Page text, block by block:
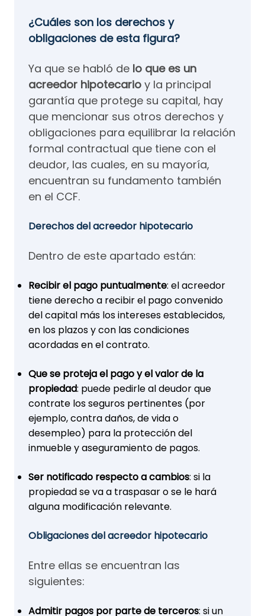
¿Cuáles son los derechos y
obligaciones de esta figura?
Ya que se habló de lo que es un
acreedor hipotecario y la principal
garantía que protege su capital, hay
que mencionar sus otros derechos y
obligaciones para equilibrar la relación
formal contractual que tiene con el
deudor, las cuales, en su mayoría,
encuentran su fundamento también
en el CCF.
Derechos del acreedor hipotecario
Dentro de este apartado están:
Recibir el pago puntualmente: el acreedor
tiene derecho a recibir el pago convenido
del capital más los intereses establecidos,
en los plazos y con las condiciones
acordadas en el contrato.
Que se proteja el pago y el valor de la
propiedad: puede pedirle al deudor que
contrate los seguros pertinentes (por
ejemplo, contra daños, de vida o
desempleo) para la protección del
inmueble y aseguramiento de pagos.
Ser notificado respecto a cambios: si la
propiedad se va a traspasar o se le hará
alguna modificación relevante.
Obligaciones del acreedor hipotecario
Entre ellas se encuentran las
siguientes:
Admitir pagos por parte de terceros: si un